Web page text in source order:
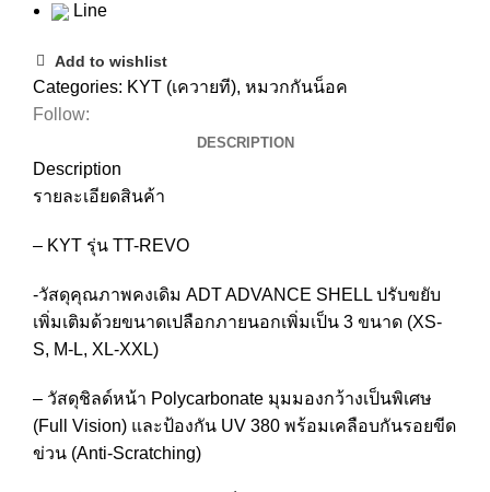
Line
Add to wishlist
Categories: KYT (เควายที), หมวกกันน็อค
Follow:
DESCRIPTION
Description
รายละเอียดสินค้า
– KYT รุ่น TT-REVO
-วัสดุคุณภาพคงเดิม ADT ADVANCE SHELL ปรับขยับ
เพิ่มเติมด้วยขนาดเปลือกภายนอกเพิ่มเป็น 3 ขนาด (XS-
S, M-L, XL-XXL)
– วัสดุชิลด์หน้า Polycarbonate มุมมองกว้างเป็นพิเศษ
(Full Vision) และป้องกัน UV 380 พร้อมเคลือบกันรอยขีด
ข่วน (Anti-Scratching)